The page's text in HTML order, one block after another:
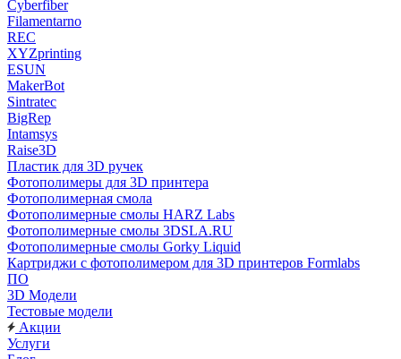
Cyberfiber
Filamentarno
REC
XYZprinting
ESUN
MakerBot
Sintratec
BigRep
Intamsys
Raise3D
Пластик для 3D ручек
Фотополимеры для 3D принтера
Фотополимерная смола
Фотополимерные смолы HARZ Labs
Фотополимерные смолы 3DSLA.RU
Фотополимерные смолы Gorky Liquid
Картриджи с фотополимером для 3D принтеров Formlabs
ПО
3D Модели
Тестовые модели
Акции
Услуги